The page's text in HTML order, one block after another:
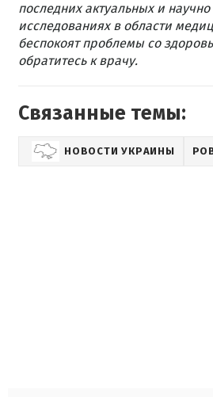
последних актуальных и
исследованиях в области
беспокоят проблемы со
обратитесь к врачу.
Связанные темы:
НОВОСТИ УКРАИНЫ